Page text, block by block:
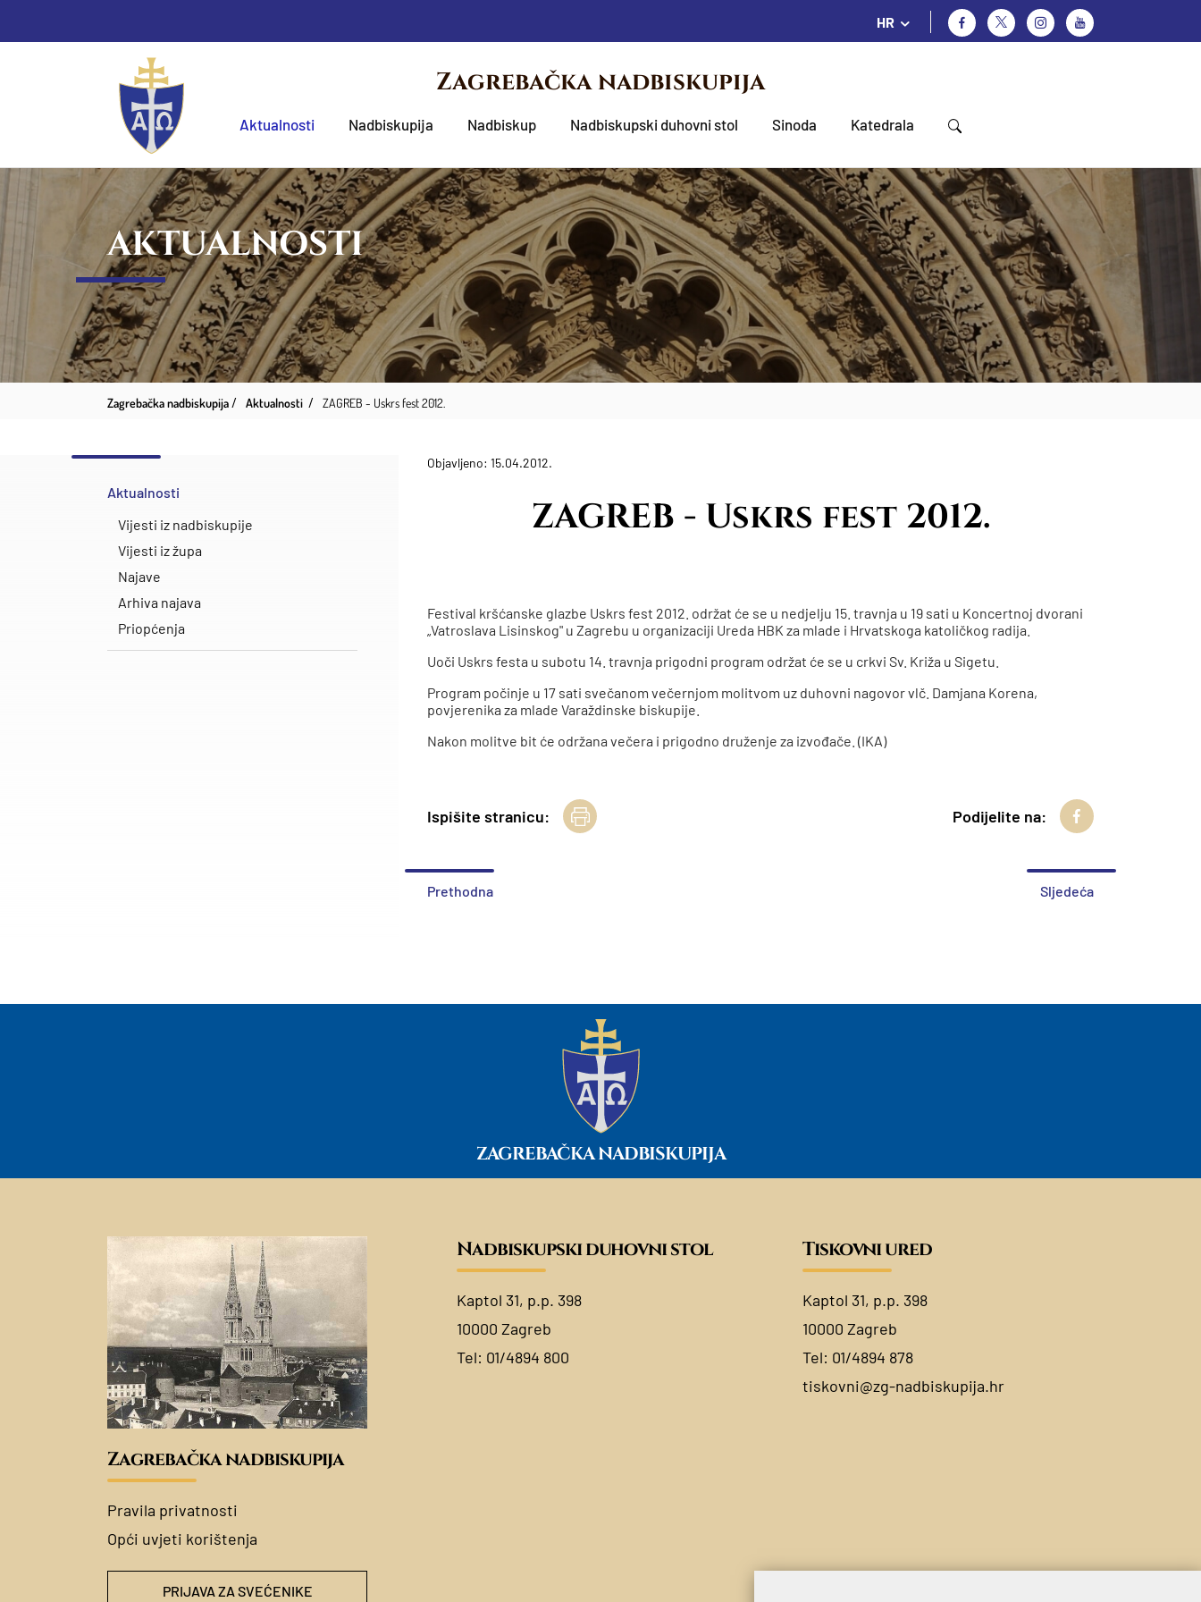
HR
Zagrebačka nadbiskupija
Aktualnosti Nadbiskupija Nadbiskup Nadbiskupski duhovni stol Sinoda Katedrala
AKTUALNOSTI
Zagrebačka nadbiskupija Aktualnosti ZAGREB - Uskrs fest 2012.
Aktualnosti
Vijesti iz nadbiskupije
Vijesti iz župa
Najave
Arhiva najava
Priopćenja
Objavljeno: 15.04.2012.
ZAGREB - Uskrs fest 2012.
Festival kršćanske glazbe Uskrs fest 2012. održat će se u nedjelju 15. travnja u 19 sati u Koncertnoj dvorani
„Vatroslava Lisinskog" u Zagrebu u organizaciji Ureda HBK za mlade i Hrvatskoga katoličkog radija.
Uoči Uskrs festa u subotu 14. travnja prigodni program održat će se u crkvi Sv. Križa u Sigetu.
Program počinje u 17 sati svečanom večernjom molitvom uz duhovni nagovor vlč. Damjana Korena,
povjerenika za mlade Varaždinske biskupije.
Nakon molitve bit će održana večera i prigodno druženje za izvođače. (IKA)
Ispišite stranicu: Podijelite na:
Prethodna Sljedeća
ZAGREBAČKA NADBISKUPIJA
Zagrebačka nadbiskupija
Pravila privatnosti
Opći uvjeti korištenja
PRIJAVA ZA SVEĆENIKE
Nadbiskupski duhovni stol
Kaptol 31, p.p. 398
10000 Zagreb
Tel: 01/4894 800
Tiskovni ured
Kaptol 31, p.p. 398
10000 Zagreb
Tel: 01/4894 878
tiskovni@zg-nadbiskupija.hr